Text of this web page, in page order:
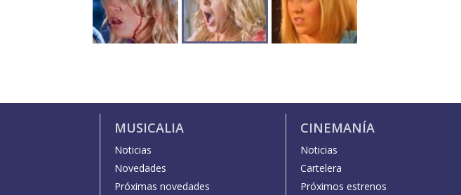
MUSICALIA
Noticias
Novedades
Próximas novedades
CINEMANÍA
Noticias
Cartelera
Próximos estrenos